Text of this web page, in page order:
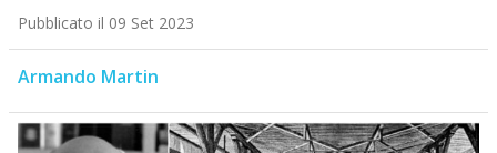
Pubblicato il 09 Set 2023
Armando Martin